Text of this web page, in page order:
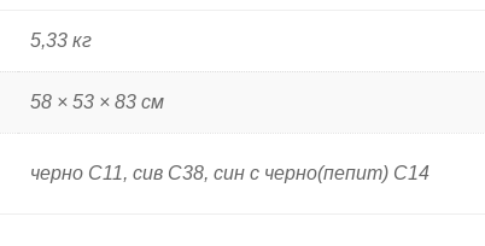
5,33 кг
58 × 53 × 83 см
черно C11, сив C38, син с черно(пепит) C14